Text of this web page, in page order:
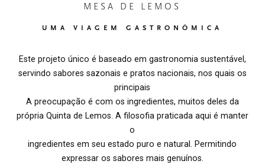
MESA DE LEMOS
UMA VIAGEM GASTRONÔMICA
Este projeto único é baseado em gastronomia sustentável,
servindo sabores sazonais e pratos nacionais, nos quais os
principais
A preocupação é com os ingredientes, muitos deles da
própria Quinta de Lemos. A filosofia praticada aqui é manter
o
ingredientes em seu estado puro e natural. Permitindo
expressar os sabores mais genuínos.